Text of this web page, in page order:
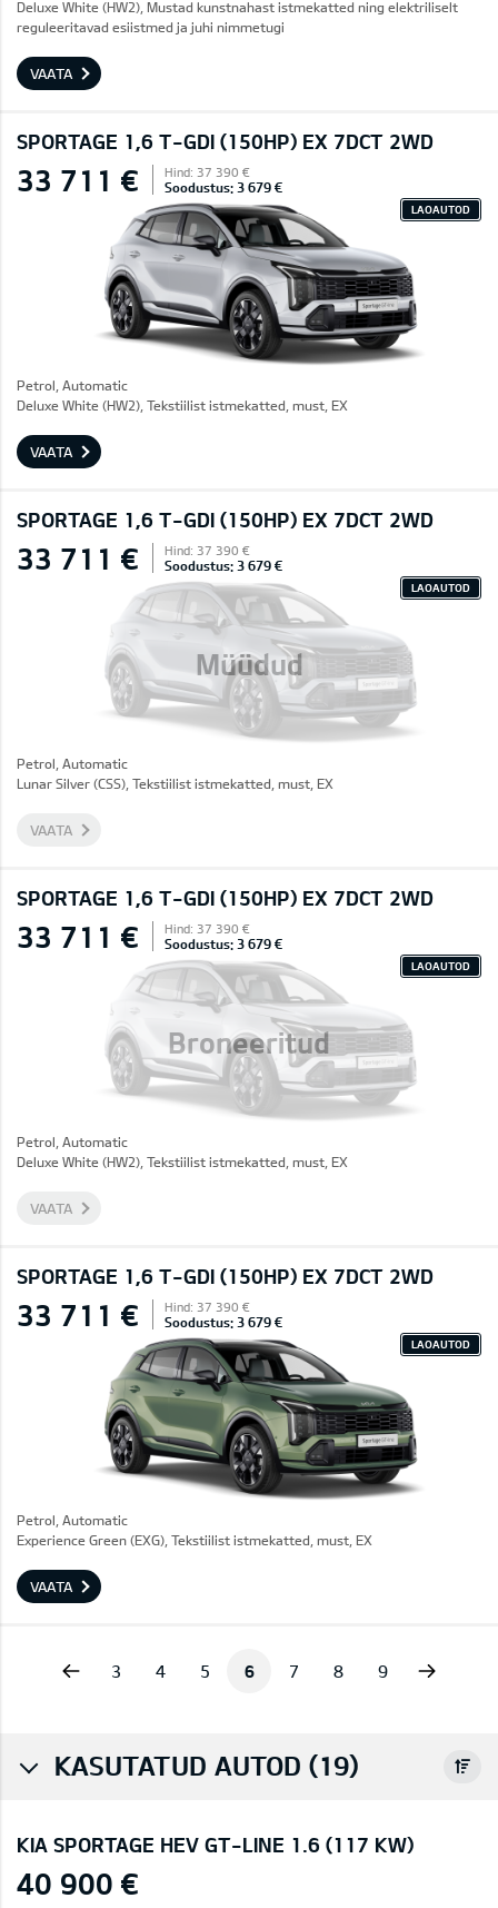
Deluxe White (HW2), Mustad kunstnahast istmekatted ning elektriliselt
reguleeritavad esiistmed ja juhi nimmetugi
VAATA
SPORTAGE 1,6 T-GDI (150HP) EX 7DCT 2WD
33 711 € Hind: 37 390 €
Soodustus: 3 679 €
LAOAUTOD
Petrol, Automatic
Deluxe White (HW2), Tekstiilist istmekatted, must, EX
VAATA
SPORTAGE 1,6 T-GDI (150HP) EX 7DCT 2WD
Müüdud
33 711 € Hind: 37 390 €
Soodustus: 3 679 €
LAOAUTOD
Petrol, Automatic
Lunar Silver (CSS), Tekstiilist istmekatted, must, EX
VAATA
SPORTAGE 1,6 T-GDI (150HP) EX 7DCT 2WD
Broneeritud
33 711 € Hind: 37 390 €
Soodustus: 3 679 €
LAOAUTOD
Petrol, Automatic
Deluxe White (HW2), Tekstiilist istmekatted, must, EX
VAATA
SPORTAGE 1,6 T-GDI (150HP) EX 7DCT 2WD
33 711 € Hind: 37 390 €
Soodustus: 3 679 €
LAOAUTOD
Petrol, Automatic
Experience Green (EXG), Tekstiilist istmekatted, must, EX
VAATA
3 4 5 6 7 8 9
KASUTATUD AUTOD (19)
KIA SPORTAGE HEV GT-LINE 1.6 (117 KW)
40 900 €